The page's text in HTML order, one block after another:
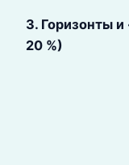
3. Горизонты
20 %)